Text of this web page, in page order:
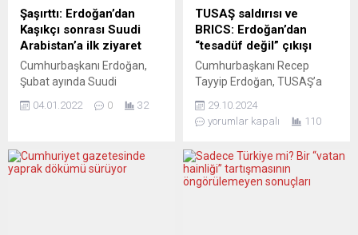
ifade etti. İstanbul’da
yapılan Anadolu Aslanları
İşadamları Derneği
(ASKON) 12. Olağan Genel
Kurulu’nda konuşan
Erdoğan, dolar...
Merinos Kongre Merkezi
Orhangazi Salonu’nda iki
adayın yarıştığı kongre,
katılımcı ve coşkulu...
Şaşırttı: Erdoğan’dan
Kaşıkçı sonrası Suudi
Arabistan’a ilk ziyaret
Cumhurbaşkanı Erdoğan,
Şubat ayında Suudi
açıkladı. Bu, Erdoğan’ın 2018
Arabistan’a
gerçekleştireceği ilk ziyaret
04.01.2022 0 32
TUSAŞ saldırısı ve
BRICS: Erdoğan’dan
“tesadüf değil” çıkışı
Cumhurbaşkanı Recep
Tayyip Erdoğan, TUSAŞ’a
zamanlamasına dikkat
çekerek, bu olayın tesadüf
lideri Devlet Bahçeli’nin
Abdullah Öcalan ile ilgili
29.10.2024
yorumlar kapalı
110